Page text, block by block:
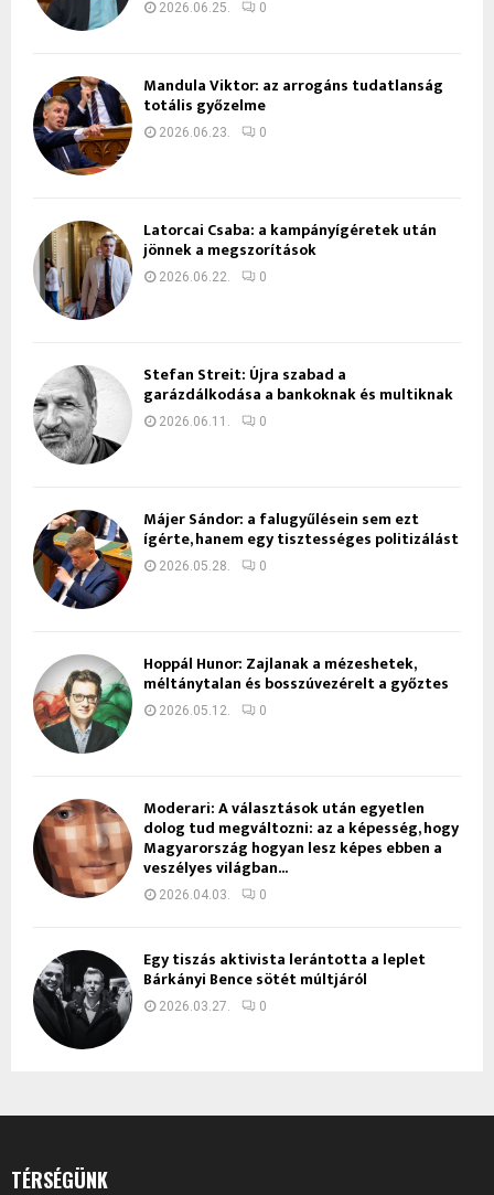
2026.06.25. 0
Mandula Viktor: az arrogáns tudatlanság
totális győzelme
2026.06.23. 0
Latorcai Csaba: a kampányígéretek után
jönnek a megszorítások
2026.06.22. 0
Stefan Streit: Újra szabad a
garázdálkodása a bankoknak és multiknak
2026.06.11. 0
Májer Sándor: a falugyűlésein sem ezt
ígérte, hanem egy tisztességes politizálást
2026.05.28. 0
Hoppál Hunor: Zajlanak a mézeshetek,
méltánytalan és bosszúvezérelt a győztes
2026.05.12. 0
Moderari: A választások után egyetlen
dolog tud megváltozni: az a képesség, hogy
Magyarország hogyan lesz képes ebben a
veszélyes világban...
2026.04.03. 0
Egy tiszás aktivista lerántotta a leplet
Bárkányi Bence sötét múltjáról
2026.03.27. 0
TÉRSÉGÜNK